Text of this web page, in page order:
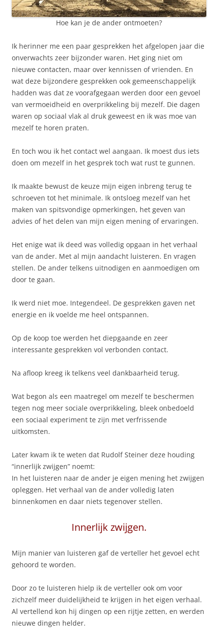
Hoe kan je de ander ontmoeten?
Ik herinner me een paar gesprekken het afgelopen jaar die
onverwachts zeer bijzonder waren. Het ging niet om
nieuwe contacten, maar over kennissen of vrienden. En
wat deze bijzondere gesprekken ook gemeenschappelijk
hadden was dat ze voorafgegaan werden door een gevoel
van vermoeidheid en overprikkeling bij mezelf. Die dagen
waren op sociaal vlak al druk geweest en ik was moe van
mezelf te horen praten.
En toch wou ik het contact wel aangaan. Ik moest dus iets
doen om mezelf in het gesprek toch wat rust te gunnen.
Ik maakte bewust de keuze mijn eigen inbreng terug te
schroeven tot het minimale. Ik ontsloeg mezelf van het
maken van spitsvondige opmerkingen, het geven van
advies of het delen van mijn eigen mening of ervaringen.
Het enige wat ik deed was volledig opgaan in het verhaal
van de ander. Met al mijn aandacht luisteren. En vragen
stellen. De ander telkens uitnodigen en aanmoedigen om
door te gaan.
Ik werd niet moe. Integendeel. De gesprekken gaven net
energie en ik voelde me heel ontspannen.
Op de koop toe werden het diepgaande en zeer
interessante gesprekken vol verbonden contact.
Na afloop kreeg ik telkens veel dankbaarheid terug.
Wat begon als een maatregel om mezelf te beschermen
tegen nog meer sociale overprikkeling, bleek onbedoeld
een sociaal experiment te zijn met verfrissende
uitkomsten.
Later kwam ik te weten dat Rudolf Steiner deze houding
“innerlijk zwijgen” noemt:
In het luisteren naar de ander je eigen mening het zwijgen
opleggen. Het verhaal van de ander volledig laten
binnenkomen en daar niets tegenover stellen.
Innerlijk zwijgen.
Mijn manier van luisteren gaf de verteller het gevoel echt
gehoord te worden.
Door zo te luisteren hielp ik de verteller ook om voor
zichzelf meer duidelijkheid te krijgen in het eigen verhaal.
Al vertellend kon hij dingen op een rijtje zetten, en werden
nieuwe dingen helder.